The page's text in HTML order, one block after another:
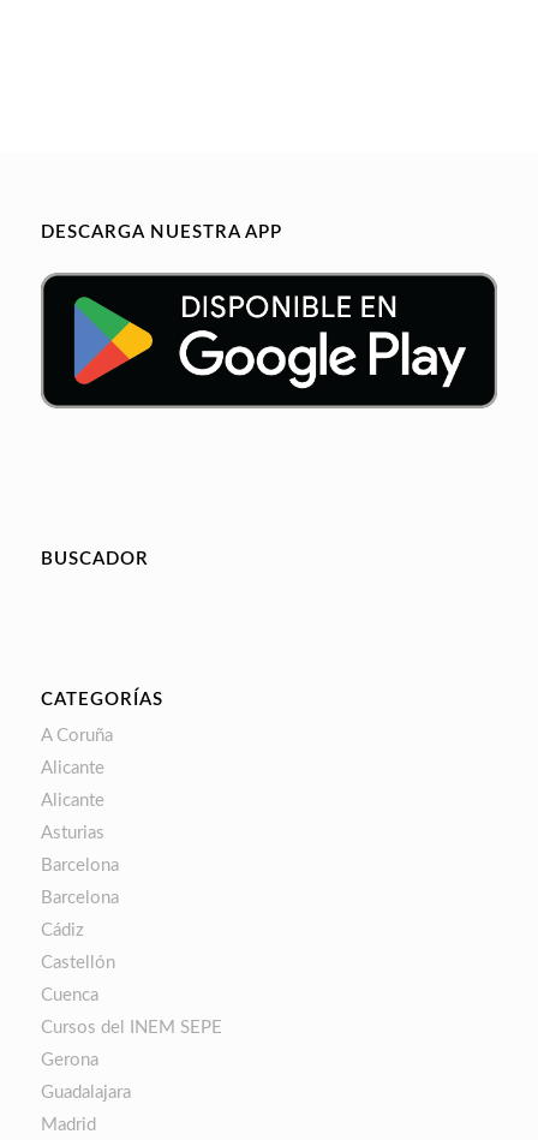
DESCARGA NUESTRA APP
BUSCADOR
CATEGORÍAS
A Coruña
Alicante
Alicante
Asturias
Barcelona
Barcelona
Cádiz
Castellón
Cuenca
Cursos del INEM SEPE
Gerona
Guadalajara
Madrid